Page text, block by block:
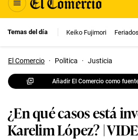
Temas del día Keiko Fujimori Feriados
El Comercio · Politica · Justicia
Añadir El Comercio como
¿En qué casos está
Karelim López? |